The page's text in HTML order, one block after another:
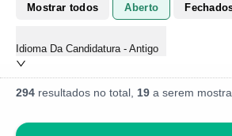
Mostrar todos Aberto
Idioma Da Candidatura - Antigo
294 resultados no total, 19 a serem